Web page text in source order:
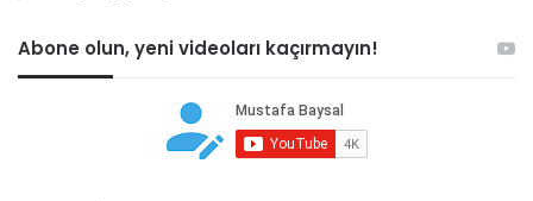
Abone olun, yeni videoları kaçırmayın!